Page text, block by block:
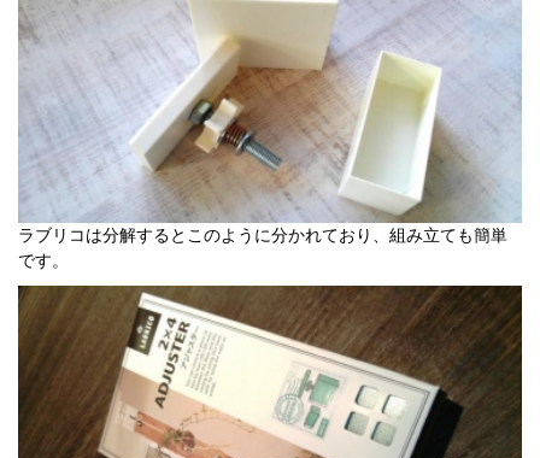
ラブリコは分解するとこのように分かれており、組み立ても簡単
です。